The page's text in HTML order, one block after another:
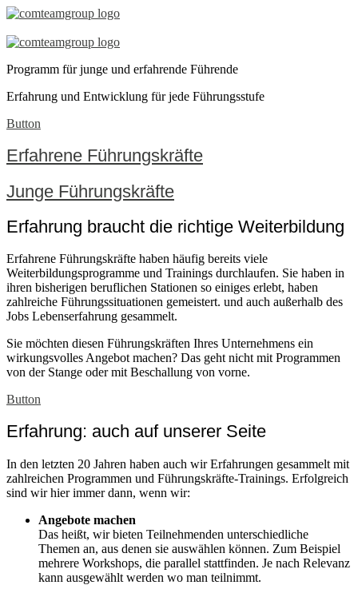
Erfahrene
und
junge
Führungskräfte-
Trainings
Programm für junge und erfahrende Führende
Erfahrung und Entwicklung für jede Führungsstufe
Button
Erfahrene Führungskräfte
Junge Führungskräfte
Erfahrung braucht die richtige Weiterbildung
Erfahrene Führungskräfte haben häufig bereits viele
Weiterbildungsprogramme und Trainings durchlaufen. Sie haben in
ihren bisherigen beruflichen Stationen so einiges erlebt, haben
zahlreiche Führungssituationen gemeistert. und auch außerhalb des
Jobs Lebenserfahrung gesammelt.
Sie möchten diesen Führungskräften Ihres Unternehmens ein
wirkungsvolles Angebot machen? Das geht nicht mit Programmen
von der Stange oder mit Beschallung von vorne.
Button
Erfahrung: auch auf unserer Seite
In den letzten 20 Jahren haben auch wir Erfahrungen gesammelt mit
zahlreichen Programmen und Führungskräfte-Trainings. Erfolgreich
sind wir hier immer dann, wenn wir:
Angebote machen
Das heißt, wir bieten Teilnehmenden unterschiedliche
Themen an, aus denen sie auswählen können. Zum Beispiel
mehrere Workshops, die parallel stattfinden. Je nach Relevanz
kann ausgewählt werden wo man teilnimmt.